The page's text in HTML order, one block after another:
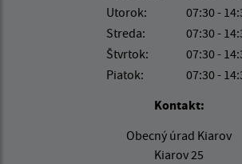
Utorok:
07:30 -
Streda:
07:30 -
Štvrtok:
07:30 -
Piatok:
07:30 -
Kontakt:
Obecný úrad Kiarov
Kiarov 25